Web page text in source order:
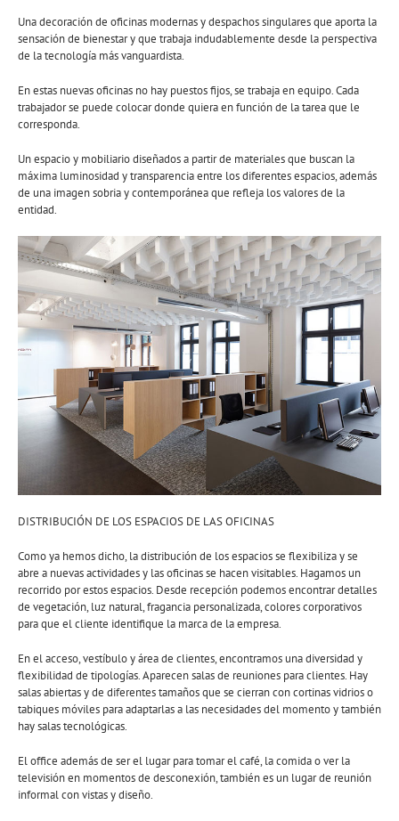
Una decoración de oficinas modernas y despachos singulares que aporta la
sensación de bienestar y que trabaja indudablemente desde la perspectiva
de la tecnología más vanguardista.
En estas nuevas oficinas no hay puestos fijos, se trabaja en equipo. Cada
trabajador se puede colocar donde quiera en función de la tarea que le
corresponda.
Un espacio y mobiliario diseñados a partir de materiales que buscan la
máxima luminosidad y transparencia entre los diferentes espacios, además
de una imagen sobria y contemporánea que refleja los valores de la
entidad.
DISTRIBUCIÓN DE LOS ESPACIOS DE LAS OFICINAS
Como ya hemos dicho, la distribución de los espacios se flexibiliza y se
abre a nuevas actividades y las oficinas se hacen visitables. Hagamos un
recorrido por estos espacios. Desde recepción podemos encontrar detalles
de vegetación, luz natural, fragancia personalizada, colores corporativos
para que el cliente identifique la marca de la empresa.
En el acceso, vestíbulo y área de clientes, encontramos una diversidad y
flexibilidad de tipologías. Aparecen salas de reuniones para clientes. Hay
salas abiertas y de diferentes tamaños que se cierran con cortinas vidrios o
tabiques móviles para adaptarlas a las necesidades del momento y también
hay salas tecnológicas.
El office además de ser el lugar para tomar el café, la comida o ver la
televisión en momentos de desconexión, también es un lugar de reunión
informal con vistas y diseño.